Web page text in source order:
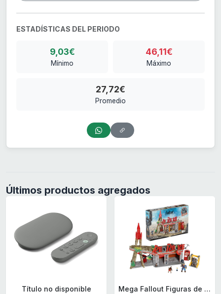
ESTADÍSTICAS DEL PERIODO
9,03€
Mínimo
46,11€
Máximo
27,72€
Promedio
Últimos productos agregados
Título no disponible
Mega Fallout Figuras de acción y Juguetes de construcción, Parada de Camiones Red Rocket con 824 Piezas, 2 Personajes articulados y Accesorios, para coleccionistas, HXT00